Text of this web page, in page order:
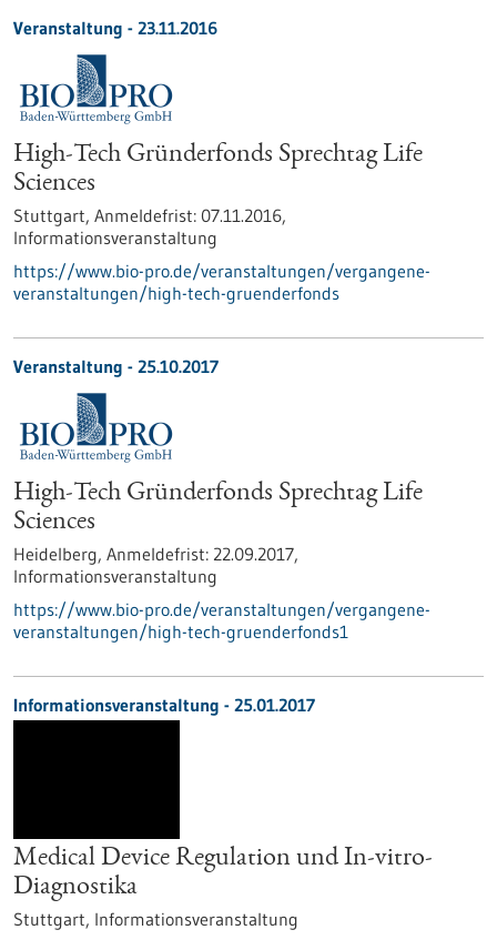
Veranstaltung - 23.11.2016
High-Tech Gründerfonds Sprechtag Life
Sciences
Stuttgart, Anmeldefrist: 07.11.2016,
Informationsveranstaltung
https://www.bio-pro.de/veranstaltungen/vergangene-
veranstaltungen/high-tech-gruenderfonds
Veranstaltung - 25.10.2017
High-Tech Gründerfonds Sprechtag Life
Sciences
Heidelberg, Anmeldefrist: 22.09.2017,
Informationsveranstaltung
https://www.bio-pro.de/veranstaltungen/vergangene-
veranstaltungen/high-tech-gruenderfonds1
Informationsveranstaltung - 25.01.2017
Medical Device Regulation und In-vitro-
Diagnostika
Stuttgart, Informationsveranstaltung